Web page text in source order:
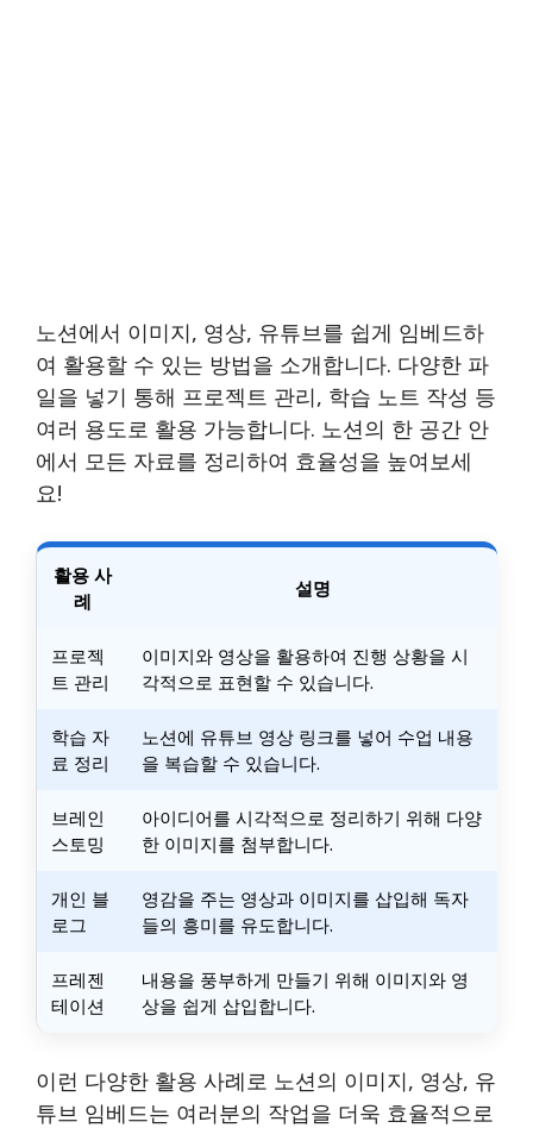
노션에서 이미지, 영상, 유튜브를 쉽게 임베드하
여 활용할 수 있는 방법을 소개합니다. 다양한 파
일을 넣기 통해 프로젝트 관리, 학습 노트 작성 등
여러 용도로 활용 가능합니다. 노션의 한 공간 안
에서 모든 자료를 정리하여 효율성을 높여보세
요!
활용 사
례
설명
프로젝
트 관리
이미지와 영상을 활용하여 진행 상황을 시
각적으로 표현할 수 있습니다.
학습 자
료 정리
노션에 유튜브 영상 링크를 넣어 수업 내용
을 복습할 수 있습니다.
브레인
스토밍
아이디어를 시각적으로 정리하기 위해 다양
한 이미지를 첨부합니다.
개인 블
로그
영감을 주는 영상과 이미지를 삽입해 독자
들의 흥미를 유도합니다.
프레젠
테이션
내용을 풍부하게 만들기 위해 이미지와 영
상을 쉽게 삽입합니다.
이런 다양한 활용 사례로 노션의 이미지, 영상, 유
튜브 임베드는 여러분의 작업을 더욱 효율적으로